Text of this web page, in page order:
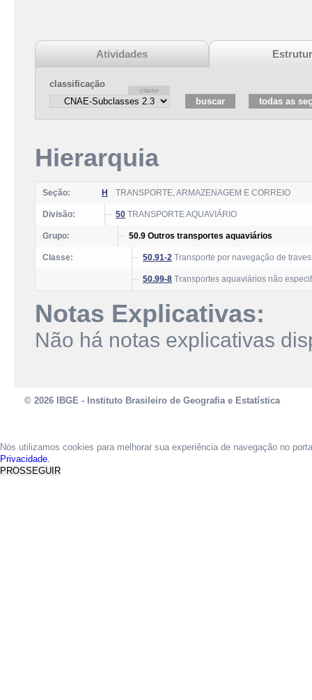
Atividades
classificação
Hierarquia
Seção: H TRANSPORTE, ARMAZENAGEM E CORREIO
Divisão: 50 TRANSPORTE AQUAVIÁRIO
Grupo: 50.9 Outros transportes aquaviários
Classe: 50.91-2 Transporte por navegação de
50.99-8 Transportes aquaviários não
Notas Explicativas:
Não há notas explicativas
© 2026 IBGE - Instituto Brasileiro de Geografia e Estatística
Nós utilizamos cookies para melhorar sua experiência de navegação no
Privacidade.
PROSSEGUIR